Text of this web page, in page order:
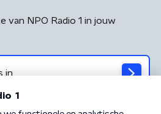
van NPO Radio 1 in jouw